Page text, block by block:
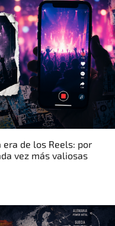
de los Reels: por
vez más valiosas